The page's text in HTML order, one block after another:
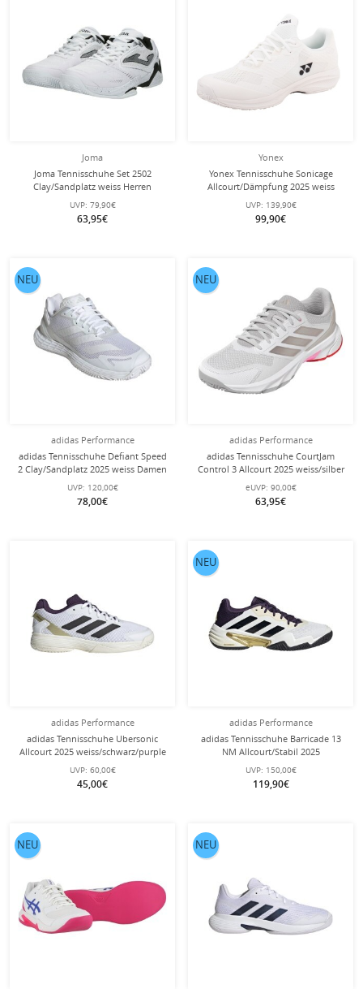
Joma
Joma Tennisschuhe Set 2502
Clay/Sandplatz weiss Herren
UVP: 79,90€
63,95€
Yonex
Yonex Tennisschuhe Sonicage
Allcourt/Dämpfung 2025 weiss
Herren
UVP: 139,90€
99,90€
adidas Performance
adidas Tennisschuhe Defiant Speed
2 Clay/Sandplatz 2025 weiss Damen
UVP: 120,00€
78,00€
NEU
adidas Performance
adidas Tennisschuhe CourtJam
Control 3 Allcourt 2025 weiss/silber
Damen
eUVP: 90,00€
63,95€
NEU
adidas Performance
adidas Tennisschuhe Ubersonic
Allcourt 2025 weiss/schwarz/purple
Kinder
UVP: 60,00€
45,00€
adidas Performance
adidas Tennisschuhe Barricade 13
NM Allcourt/Stabil 2025
weiss/schwarz/purple Herren
UVP: 150,00€
119,90€
NEU
NEU NEU